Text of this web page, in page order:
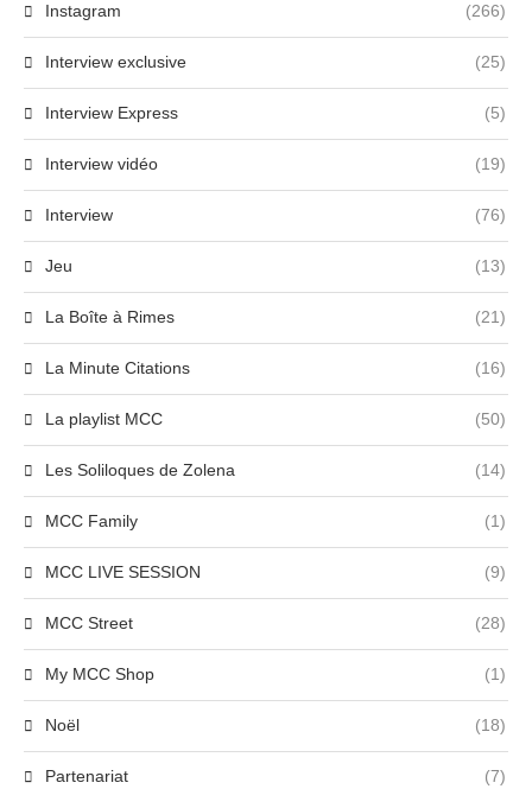
Instagram (266)
Interview exclusive (25)
Interview Express (5)
Interview vidéo (19)
Interview (76)
Jeu (13)
La Boîte à Rimes (21)
La Minute Citations (16)
La playlist MCC (50)
Les Soliloques de Zolena (14)
MCC Family (1)
MCC LIVE SESSION (9)
MCC Street (28)
My MCC Shop (1)
Noël (18)
Partenariat (7)